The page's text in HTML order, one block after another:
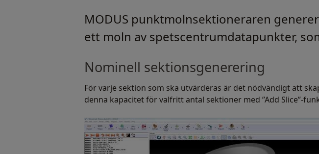
MODUS punktmolnsektioneraren
ett moln av spetscentrumdatapunkter,
Nominell sektionsgenerering
För varje sektion som ska utvärderas är det nödvändigt att
denna kapacitet för valfritt antal sektioner med ”Add Slice”-